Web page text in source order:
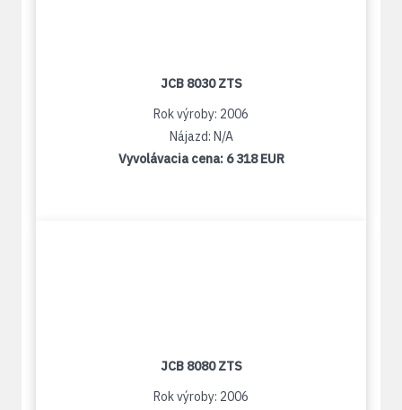
JCB 8030 ZTS
Rok výroby: 2006
Nájazd: N/A
Vyvolávacia cena: 6 318 EUR
JCB 8080 ZTS
Rok výroby: 2006